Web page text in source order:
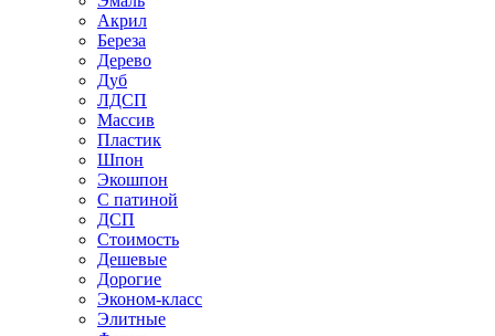
Акрил
Береза
Дерево
Дуб
ЛДСП
Массив
Пластик
Шпон
Экошпон
С патиной
ДСП
Стоимость
Дешевые
Дорогие
Эконом-класс
Элитные